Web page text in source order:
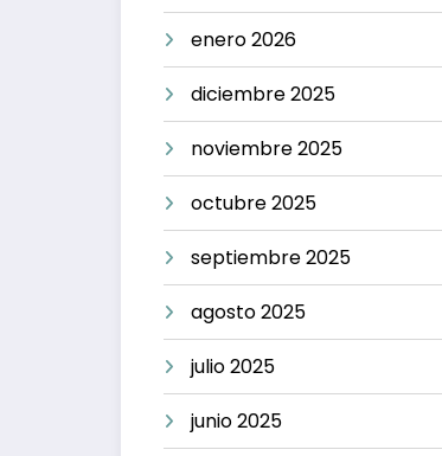
enero 2026
diciembre 2025
noviembre 2025
octubre 2025
septiembre 2025
agosto 2025
julio 2025
junio 2025